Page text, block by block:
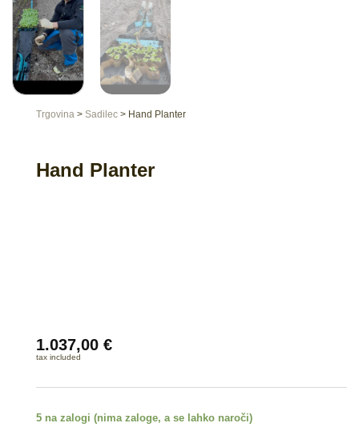
Trgovina > Sadilec > Hand Planter
Hand Planter
1.037,00 €
tax included
5 na zalogi (nima zaloge, a se lahko naroči)